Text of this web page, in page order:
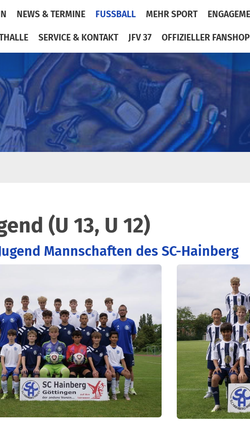
NEWS & TERMINE FUSSBALL MEHR SPORT
SERVICE & KONTAKT JFV 37 OFFIZIELLER FANSHOP
(U 13, U 12)
Mannschaften des SC-Hainberg